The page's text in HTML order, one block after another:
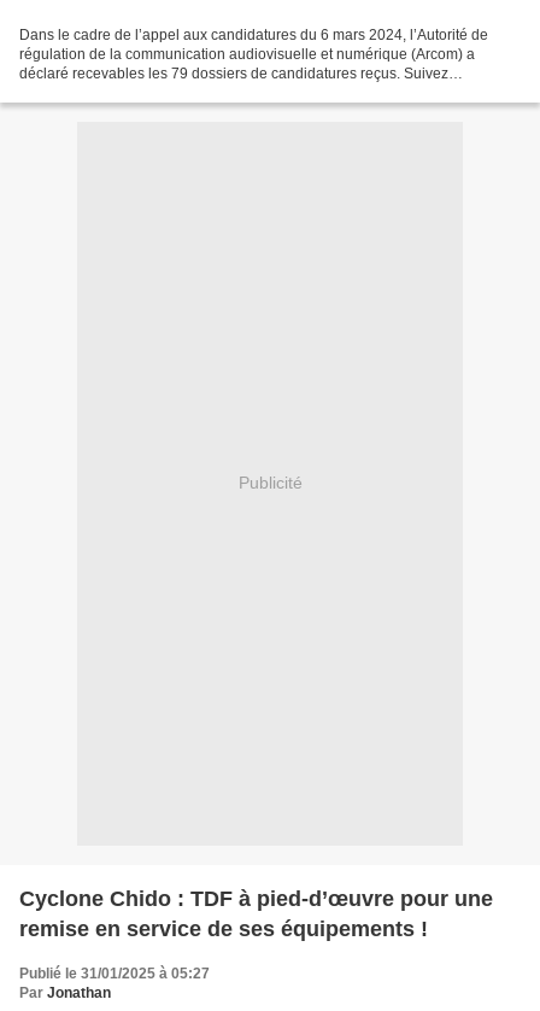
Dans le cadre de l’appel aux candidatures du 6 mars 2024, l’Autorité de
régulation de la communication audiovisuelle et numérique (Arcom) a
déclaré recevables les 79 dossiers de candidatures reçus. Suivez
Publicité
Cyclone Chido : TDF à pied-d’œuvre pour une
remise en service de ses équipements !
Publié le 31/01/2025 à 05:27
Par Jonathan